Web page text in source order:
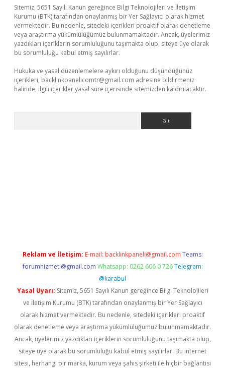
Sitemiz, 5651 Sayılı Kanun gereğince Bilgi Teknolojileri ve İletişim
Kurumu (BTK) tarafından onaylanmış bir Yer Sağlayıcı olarak hizmet
vermektedir. Bu nedenle, sitedeki içerikleri proaktif olarak denetleme
veya araştırma yükümlülüğümüz bulunmamaktadır. Ancak, üyelerimiz
yazdıkları içeriklerin sorumluluğunu taşımakta olup, siteye üye olarak
bu sorumluluğu kabul etmiş sayılırlar.
Hukuka ve yasal düzenlemelere aykırı olduğunu düşündüğünüz
içerikleri, backlinkpanelicomtr@gmail.com adresine bildirmeniz
halinde, ilgili içerikler yasal süre içerisinde sitemizden kaldırılacaktır.
Reklam ve İletişim: E-mail: backlinkpaneli@gmail.com Teams:
forumhizmeti@gmail.com Whatsapp: 0262 606 0 726 Telegram:
@karabul
Yasal Uyarı: Sitemiz, 5651 Sayılı Kanun gereğince Bilgi Teknolojileri
ve İletişim Kurumu (BTK) tarafından onaylanmış bir Yer Sağlayıcı
olarak hizmet vermektedir. Bu nedenle, sitedeki içerikleri proaktif
olarak denetleme veya araştırma yükümlülüğümüz bulunmamaktadır.
Ancak, üyelerimiz yazdıkları içeriklerin sorumluluğunu taşımakta olup,
siteye üye olarak bu sorumluluğu kabul etmiş sayılırlar. Bu internet
sitesi, herhangi bir marka, kurum veya şahıs şirketi ile hiçbir bağlantısı